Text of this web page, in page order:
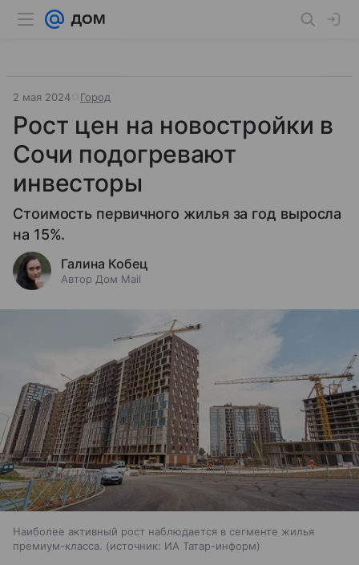
2 мая 2024 Город
Рост цен на новостройки в
Сочи подогревают
инвесторы
Стоимость первичного жилья за год выросла
на 15%.
Галина Кобец
Автор Дом Mail
Наиболее активный рост наблюдается в сегменте жилья
премиум-класса.
источник: ИА Татар-информ